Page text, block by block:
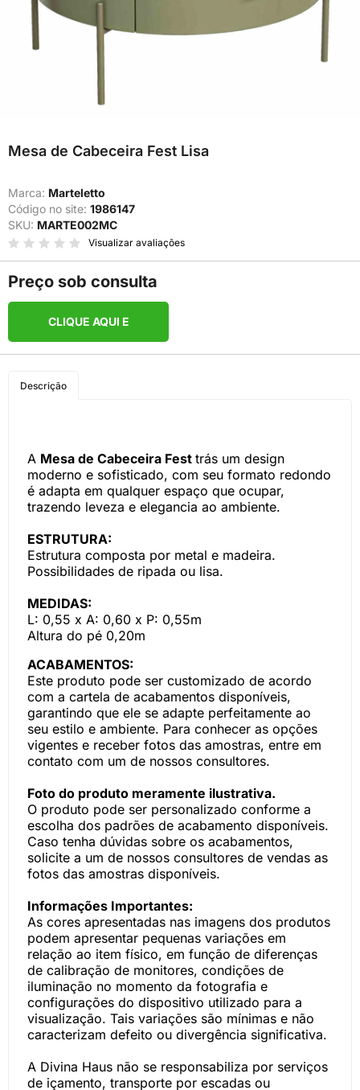
Mesa de Cabeceira Fest Lisa
Marca: Marteletto
Código no site: 1986147
SKU: MARTE002MC
Visualizar avaliações
Preço sob consulta
CLIQUE AQUI E
Descrição
A Mesa de Cabeceira Fest trás um design
moderno e sofisticado, com seu formato redondo
é adapta em qualquer espaço que ocupar,
trazendo leveza e elegancia ao ambiente.
ESTRUTURA:
Estrutura composta por metal e madeira.
Possibilidades de ripada ou lisa.
MEDIDAS:
L: 0,55 x A: 0,60 x P: 0,55m
Altura do pé 0,20m
ACABAMENTOS:
Este produto pode ser customizado de acordo
com a cartela de acabamentos disponíveis,
garantindo que ele se adapte perfeitamente ao
seu estilo e ambiente. Para conhecer as opções
vigentes e receber fotos das amostras, entre em
contato com um de nossos consultores.
Foto do produto meramente ilustrativa.
O produto pode ser personalizado conforme a
escolha dos padrões de acabamento disponíveis.
Caso tenha dúvidas sobre os acabamentos,
solicite a um de nossos consultores de vendas as
fotos das amostras disponíveis.
Informações Importantes:
As cores apresentadas nas imagens dos produtos
podem apresentar pequenas variações em
relação ao item físico, em função de diferenças
de calibração de monitores, condições de
iluminação no momento da fotografia e
configurações do dispositivo utilizado para a
visualização. Tais variações são mínimas e não
caracterizam defeito ou divergência significativa.
A Divina Haus não se responsabiliza por serviços
de içamento, transporte por escadas ou